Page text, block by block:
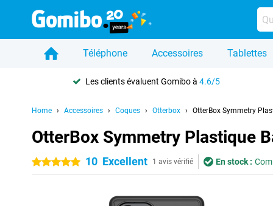
Téléphone Accessoires Tablettes
Les clients évaluent Gomibo à4.6/5
Home Accessoires Coques Otterbox OtterBox Symmetry
OtterBox Symmetry Plastique
5 étoiles10 Excellent 1 avis vérifié En stock :